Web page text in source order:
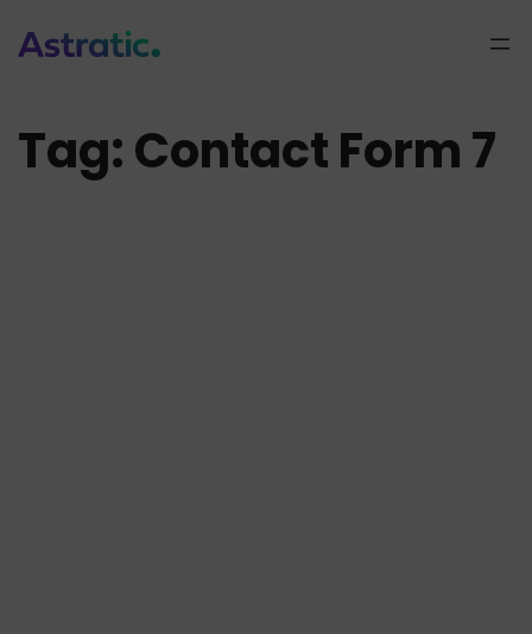
do
Tag:Contact Form 7